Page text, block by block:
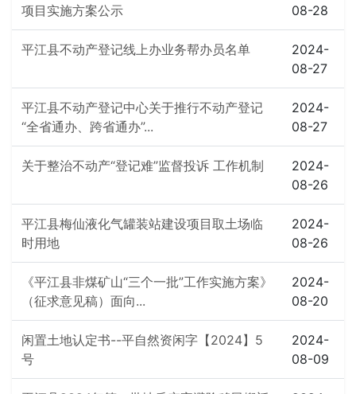
项目实施方案公示
08-28
平江县不动产登记线上办业务帮办员名单
2024-
08-27
平江县不动产登记中心关于推行不动产登记
“全省通办、跨省通办”...
2024-
08-27
关于整治不动产“登记难”监督投诉 工作机制
2024-
08-26
平江县梅仙液化气罐装站建设项目取土场临
时用地
2024-
08-26
《平江县非煤矿山“三个一批”工作实施方案》
（征求意见稿）面向...
2024-
08-20
闲置土地认定书--平自然资闲字【2024】5
号
2024-
08-09